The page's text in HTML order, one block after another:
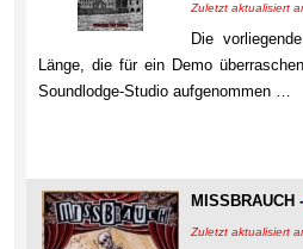
Zuletzt aktualisiert
Die
Länge, die für ein Demo
Soundlodge-Studio aufgenommen …
MISSBRAUCH -
Zuletzt aktualisiert